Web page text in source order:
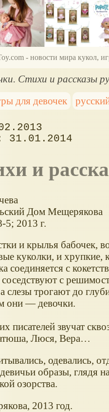
- новости мира кукол,
Стихи и рассказы
для девочек
31.01.2014
и
Дом Мещерякова
5; 2013 г.
и крылья бабочек,
куколки, и хрупкие,
соединяется с
соседствуют с
слезы трогают до
они — девочки.
писателей звучат
Люся, Вера…
одевались,
образы, глядя
озорства.
2013 год.